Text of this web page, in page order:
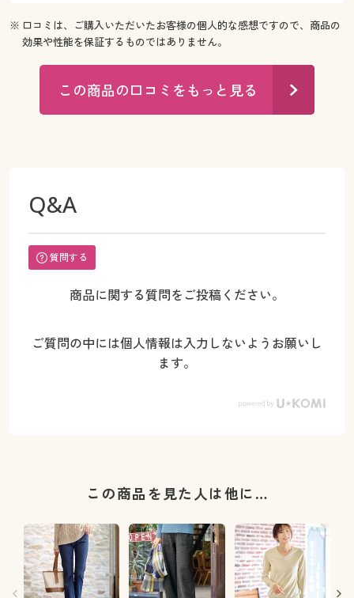
※ 口コミは、ご購入いただいたお客様の個人的な感想ですので、商品の
効果や性能を保証するものではありません。
この商品の口コミをもっと見る
Q&A
質問する
商品に関する質問をご投稿ください。
ご質問の中には個人情報は入力しないようお願いし
ます。
この商品を見た人は他に…